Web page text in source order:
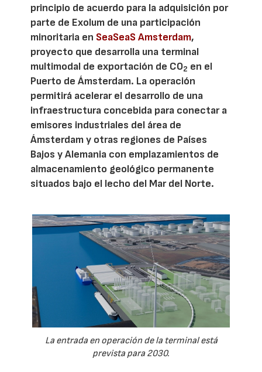
principio de acuerdo para la adquisición por
parte de Exolum de una participación
minoritaria en SeaSeaS Amsterdam,
proyecto que desarrolla una terminal
multimodal de exportación de CO2 en el
Puerto de Ámsterdam. La operación
permitirá acelerar el desarrollo de una
infraestructura concebida para conectar a
emisores industriales del área de
Ámsterdam y otras regiones de Países
Bajos y Alemania con emplazamientos de
almacenamiento geológico permanente
situados bajo el lecho del Mar del Norte.
La entrada en operación de la terminal está
prevista para 2030.